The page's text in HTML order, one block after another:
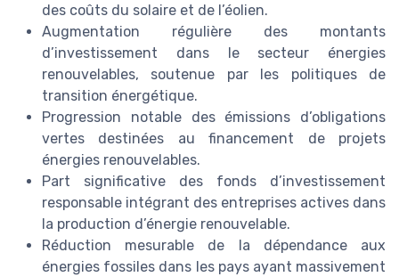
des coûts du solaire et de l’éolien.
Augmentation régulière des montants
d’investissement dans le secteur énergies
renouvelables, soutenue par les politiques de
transition énergétique.
Progression notable des émissions d’obligations
vertes destinées au financement de projets
énergies renouvelables.
Part significative des fonds d’investissement
responsable intégrant des entreprises actives dans
la production d’énergie renouvelable.
Réduction mesurable de la dépendance aux
énergies fossiles dans les pays ayant massivement